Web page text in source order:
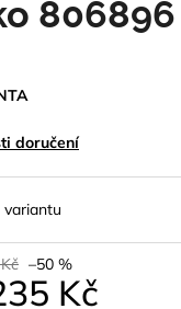
806896
doručení
variantu
–50 %
Kč